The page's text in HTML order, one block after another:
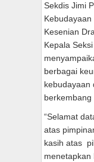
Sekdis Jimi
Kebudayaan
Kesenian
Kepala
berbagai
kebudayaan
berkembang
“Selamat
atas
kasih atas
menetapkan